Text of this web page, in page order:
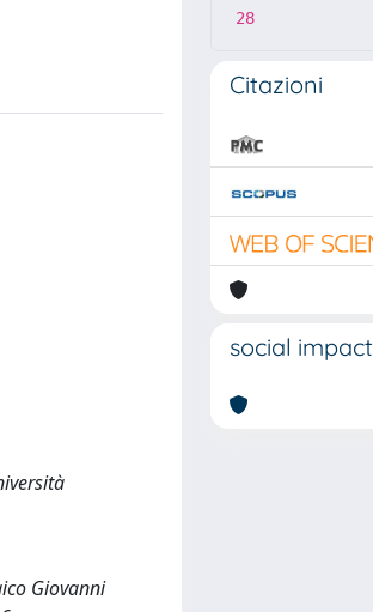
Giovanni
28
Citazioni
social impact